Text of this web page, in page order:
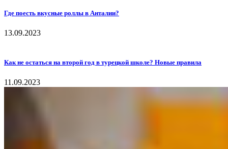
Где поесть вкусные роллы в Анталии?
13.09.2023
Как не остаться на второй год в турецкой школе? Новые правила
11.09.2023